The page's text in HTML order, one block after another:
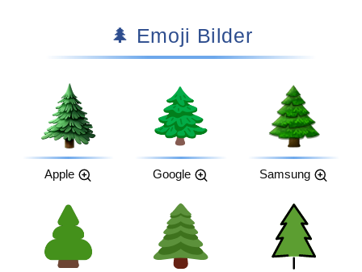
🌲 Emoji Bilder
Apple Google Samsung